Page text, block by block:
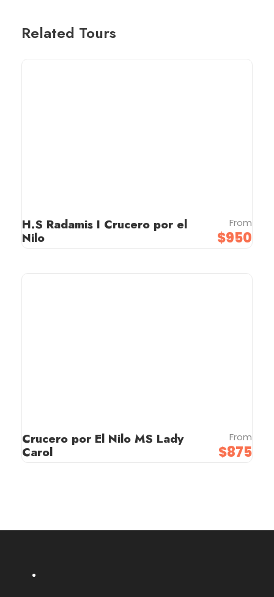
Related Tours
H.S Radamis I Crucero por el
Nilo
From
$950
Crucero por El Nilo MS Lady
Carol
From
$875